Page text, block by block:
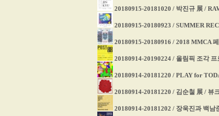
20180915-20181020 / 박진규 展 /
20180915-20180923 / SUMMER
20180915-20180916 / 2018 MMCA
20180914-20190224 / 올림픽 조각
20180914-20181220 / PLAY for
20180914-20181220 / 김순철 展 / 뷰
20180914-20181202 / 장욱진과 백